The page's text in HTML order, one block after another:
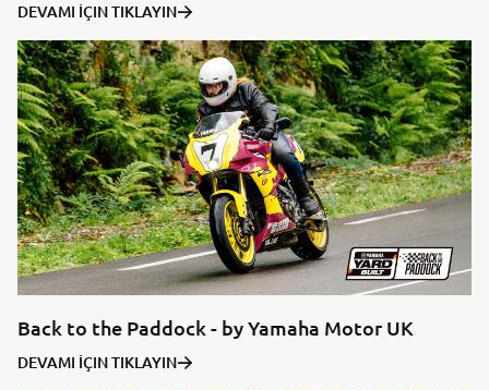
DEVAMI İÇIN TIKLAYIN
Back to the Paddock - by Yamaha Motor UK
DEVAMI İÇIN TIKLAYIN